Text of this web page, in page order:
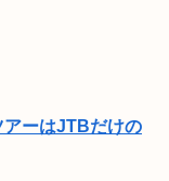
アーはJTBだけの